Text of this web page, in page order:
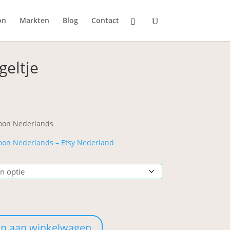
Markten Blog Contact
Nederlands
Nederlands – Etsy Nederland